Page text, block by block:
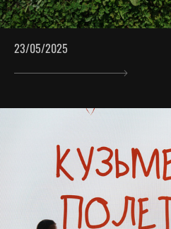
23/05/2025